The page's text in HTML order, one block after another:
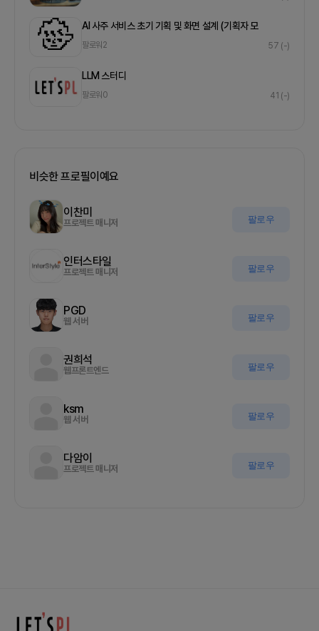
AI 사주 서비스 초기 기획 및 화면 설계 (기획자 모
팔로워 2 57 (-)
LLM 스터디
팔로워 0 41 (-)
비슷한 프로필이예요
이찬미
프로젝트 매니저 팔로우
인터스타일
프로젝트 매니저 팔로우
PGD
웹 서버 팔로우
권희석
웹프론트엔드 팔로우
ksm
웹 서버 팔로우
다암이
프로젝트 매니저 팔로우